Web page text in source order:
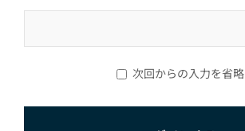
次回からの入力を省略